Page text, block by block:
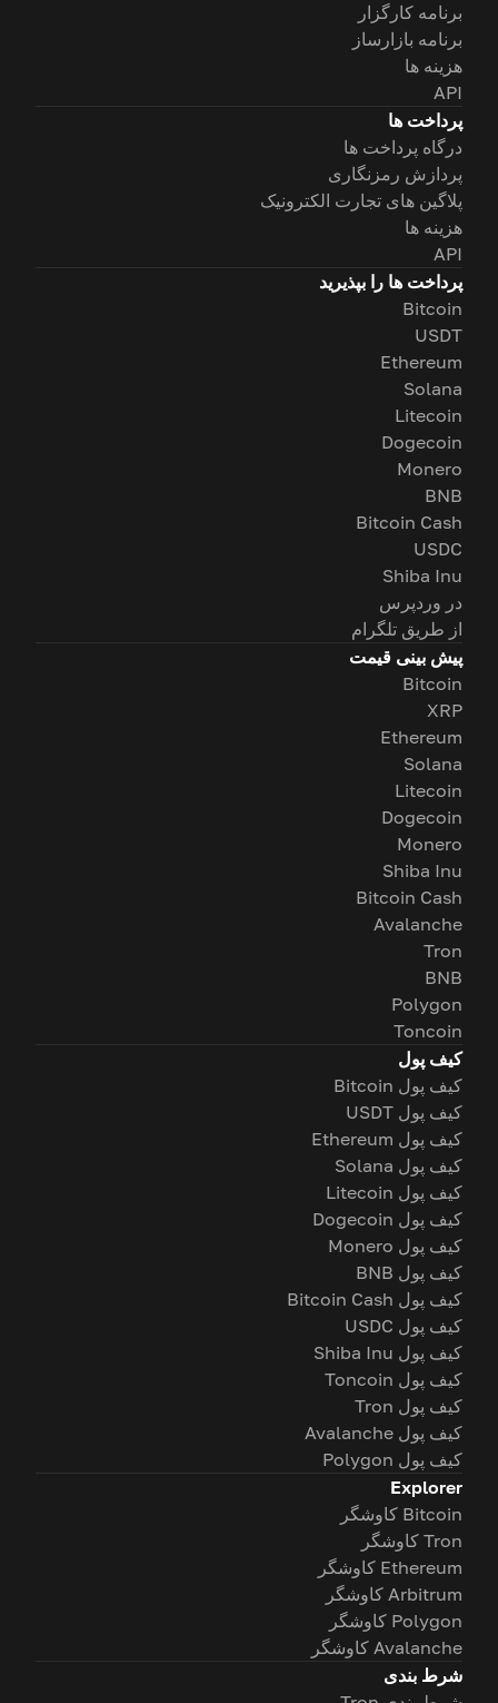
برنامه کارگزار
برنامه بازارساز
هزینه ها
API
پرداخت ها
درگاه پرداخت ها
پردازش رمزنگاری
پلاگین های تجارت الکترونیک
هزینه ها
API
پرداخت ها را بپذیرید
Bitcoin
USDT
Ethereum
Solana
Litecoin
Dogecoin
Monero
BNB
Bitcoin Cash
USDC
Shiba Inu
در وردپرس
از طریق تلگرام
پیش بینی قیمت
Bitcoin
XRP
Ethereum
Solana
Litecoin
Dogecoin
Monero
Shiba Inu
Bitcoin Cash
Avalanche
Tron
BNB
Polygon
Toncoin
کیف پول
کیف پول Bitcoin
کیف پول USDT
کیف پول Ethereum
کیف پول Solana
کیف پول Litecoin
کیف پول Dogecoin
کیف پول Monero
کیف پول BNB
کیف پول Bitcoin Cash
کیف پول USDC
کیف پول Shiba Inu
کیف پول Toncoin
کیف پول Tron
کیف پول Avalanche
کیف پول Polygon
Explorer
Bitcoin کاوشگر
Tron کاوشگر
Ethereum کاوشگر
Arbitrum کاوشگر
Polygon کاوشگر
Avalanche کاوشگر
شرط بندی